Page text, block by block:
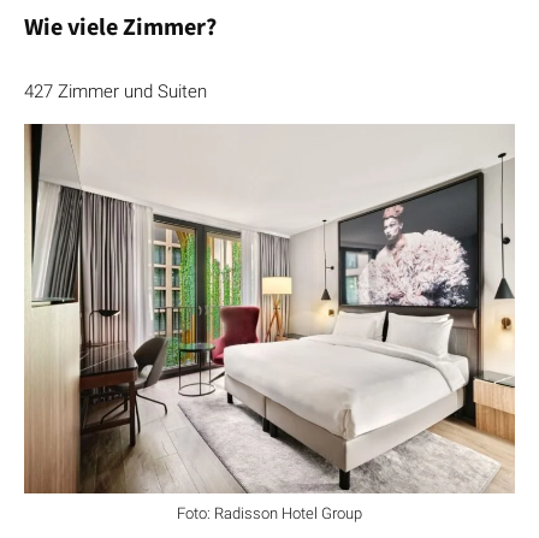
Wie viele Zimmer?
427 Zimmer und Suiten
Foto: Radisson Hotel Group